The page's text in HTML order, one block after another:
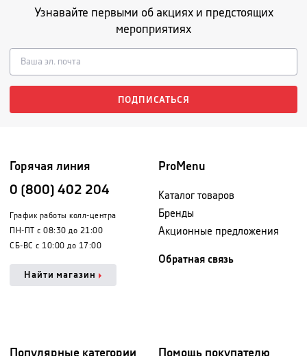
Узнавайте первыми об акциях и предстоящих
мероприятиях
ПОДПИСАТЬСЯ
Горячая линия
0 (800) 402 204
График работы колл-центра
ПН-ПТ с 08:30 до 21:00
СБ-ВС с 10:00 до 17:00
Найти магазин
ProMenu
Каталог товаров
Бренды
Акционные предложения
Обратная связь
Популярные категории Помощь покупателю